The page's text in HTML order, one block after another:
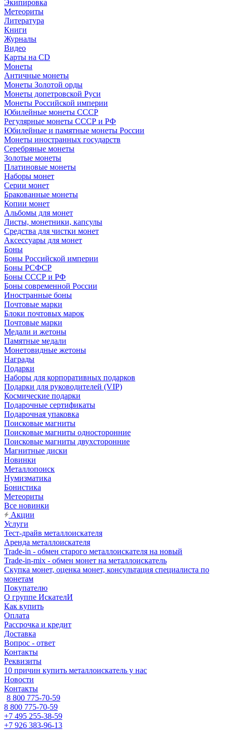
Экипировка
Метеориты
Литература
Книги
Журналы
Видео
Карты на CD
Монеты
Античные монеты
Монеты Золотой орды
Монеты допетровской Руси
Монеты Российской империи
Юбилейные монеты СССР
Регулярные монеты СССР и РФ
Юбилейные и памятные монеты России
Монеты иностранных государств
Серебряные монеты
Золотые монеты
Платиновые монеты
Наборы монет
Серии монет
Бракованные монеты
Копии монет
Альбомы для монет
Листы, монетники, капсулы
Средства для чистки монет
Аксессуары для монет
Боны
Боны Российской империи
Боны РСФСР
Боны СССР и РФ
Боны современной России
Иностранные боны
Почтовые марки
Блоки почтовых марок
Почтовые марки
Медали и жетоны
Памятные медали
Монетовидные жетоны
Награды
Подарки
Наборы для корпоративных подарков
Подарки для руководителей (VIP)
Космические подарки
Подарочные сертификаты
Подарочная упаковка
Поисковые магниты
Поисковые магниты односторонние
Поисковые магниты двухсторонние
Магнитные диски
Новинки
Металлопоиск
Нумизматика
Бонистика
Метеориты
Все новинки
Акции
Услуги
Тест-драйв металлоискателя
Аренда металлоискателя
Trade-in - обмен старого металлоискателя на новый
Trade-in-mix - обмен монет на металлоискатель
Скупка монет, оценка монет, консультация специалиста по
монетам
Покупателю
О группе ИскателИ
Как купить
Оплата
Рассрочка и кредит
Доставка
Вопрос - ответ
Контакты
Реквизиты
10 причин купить металлоискатель у нас
Новости
Контакты
8 800 775-70-59
8 800 775-70-59
+7 495 255-38-59
+7 926 383-96-13